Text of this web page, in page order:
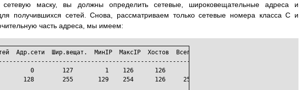
маску, вы должны определить сетевые, широковещательные адреса и
получившихся сетей. Снова, рассматриваем только сетевые номера класса C и
часть адреса, мы имеем:
Адр.сети  Шир.вещат.  МинIP  МаксIP  Хостов  Всего хостов
0        127         1    126      126
128        255       129    254      126     252